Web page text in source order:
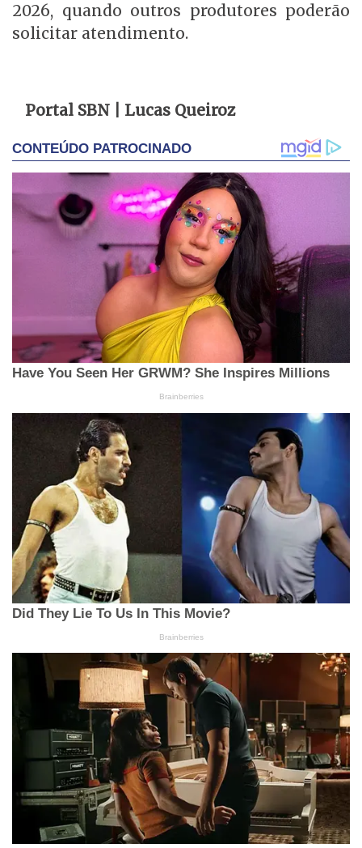
2026, quando outros produtores poderão
solicitar atendimento.
Portal SBN | Lucas Queiroz